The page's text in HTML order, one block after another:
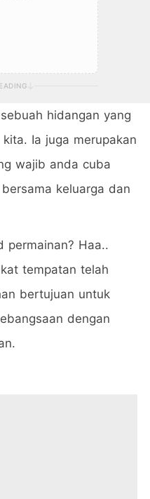
hidangan yang
Ia juga merupakan
wajib anda cuba
keluarga dan
permainan? Haa..
tempatan telah
bertujuan untuk
dengan